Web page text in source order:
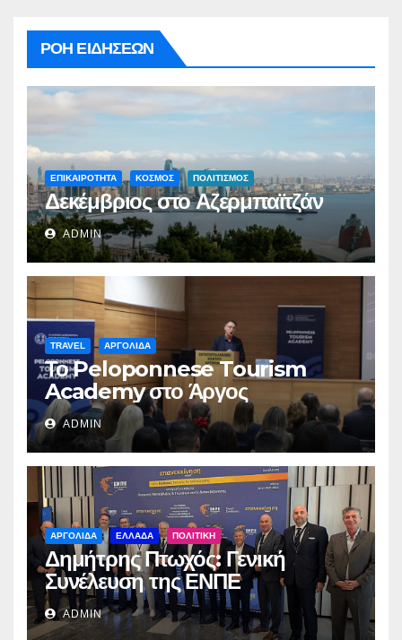
ΡΟΗ ΕΙΔΗΣΕΩΝ
ΕΠΙΚΑΙΡΟΤΗΤΑ ΚΟΣΜΟΣ ΠΟΛΙΤΙΣΜΟΣ
Δεκέμβριος στο Αζερμπαϊτζάν
ADMIN
TRAVEL ΑΡΓΟΛΙΔΑ
Το Peloponnese Tourism
Academy στο Άργος
ADMIN
ΑΡΓΟΛΙΔΑ ΕΛΛΑΔΑ ΠΟΛΙΤΙΚΗ
Δημήτρης Πτωχός: Γενική
Συνέλευση της ΕΝΠΕ
ADMIN